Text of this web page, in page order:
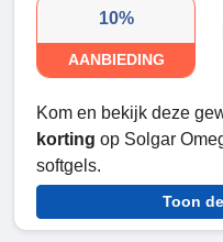
10%
AANBIEDING
Kom en bekijk deze
korting op Solgar
softgels.
Toon